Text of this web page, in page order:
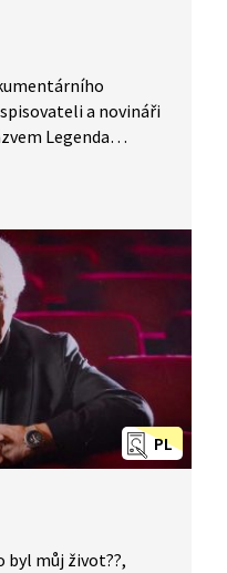
a novináři
Legenda
PL
byl můj život??,